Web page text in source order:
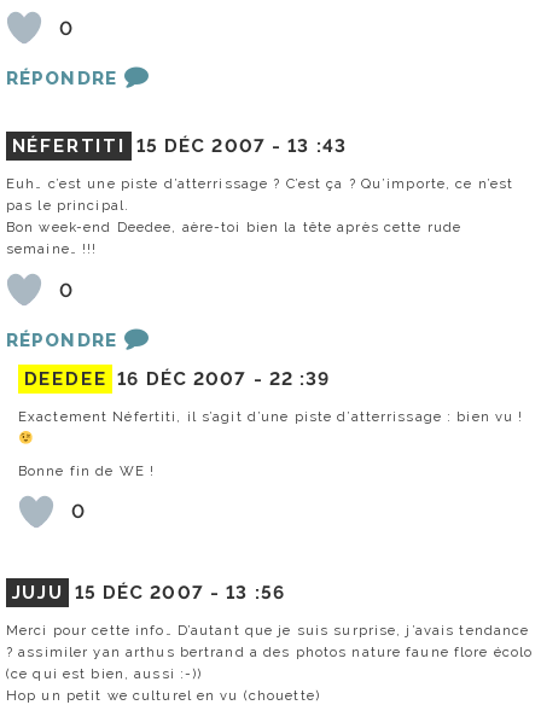
0
RÉPONDRE
NÉFERTITI 15 DÉC 2007 -13 :43
Euh… c’est une piste d’atterrissage ? C’est ça ? Qu’importe, ce n’est
pas le principal.
Bon week-end Deedee, aère-toi bien la tête après cette rude
semaine… !!!
0
RÉPONDRE
DEEDEE 16 DÉC 2007 - 22 :39
Exactement Néfertiti, il s’agit d’une piste d’atterrissage : bien vu !
Bonne fin de WE !
0
JUJU 15 DÉC 2007 -13 :56
Merci pour cette info… D’autant que je suis surprise, j’avais tendance
? assimiler yan arthus bertrand a des photos nature faune flore écolo
(ce qui est bien, aussi :-))
Hop un petit we culturel en vu (chouette)